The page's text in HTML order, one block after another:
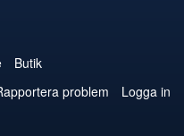
Butik
problem
Logga in